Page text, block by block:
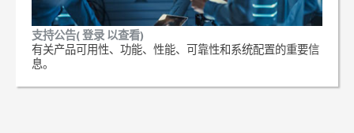
支持公告( 登录 以查看)
有关产品可用性、功能、性能、可靠性和系统配置的重要信
息。